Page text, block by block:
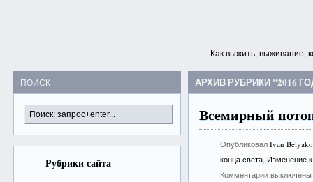
Как выжить, выживание,
ПОИСК
Рубрики сайта
АРХИВ РУБРИКИ "2016
Всемирный
ОпубликовалIvan
конца света,Изменение
Комментарии выключены